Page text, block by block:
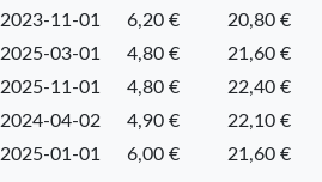
2023-11-01 6,20 € 20,80 €
2025-03-01 4,80 € 21,60 €
2025-11-01 4,80 € 22,40 €
2024-04-02 4,90 € 22,10 €
2025-01-01 6,00 € 21,60 €